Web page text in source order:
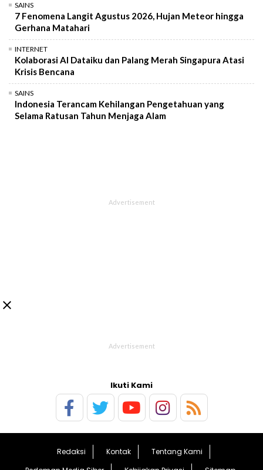
SAINS
7 Fenomena Langit Agustus 2026, Hujan Meteor hingga
Gerhana Matahari
INTERNET
Kolaborasi AI Dataiku dan Palang Merah Singapura Atasi
Krisis Bencana
SAINS
Indonesia Terancam Kehilangan Pengetahuan yang
Selama Ratusan Tahun Menjaga Alam

Ikuti Kami
Redaksi Kontak
Tentang Kami